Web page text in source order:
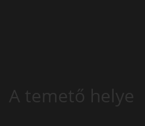
A temető helye